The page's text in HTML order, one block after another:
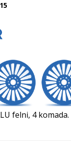
felni, 4 komada.